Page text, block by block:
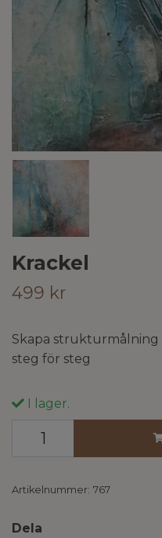
Krackel
499 kr
Skapa strukturmålning
steg för steg
I lager.
Artikelnummer: 767
Dela